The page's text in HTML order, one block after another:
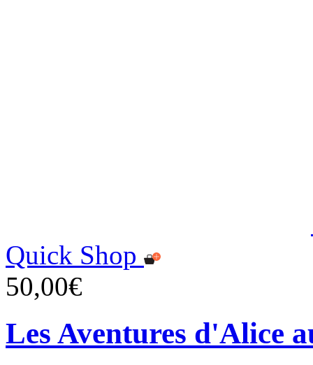
Quick Shop
50,00€
Les Aventures d'Alice